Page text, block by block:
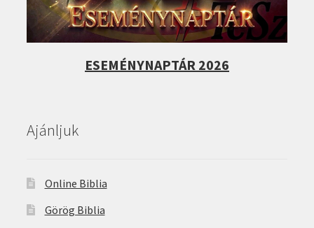
ESEMÉNYNAPTÁR 2026
Ajánljuk
Online Biblia
Görög Biblia